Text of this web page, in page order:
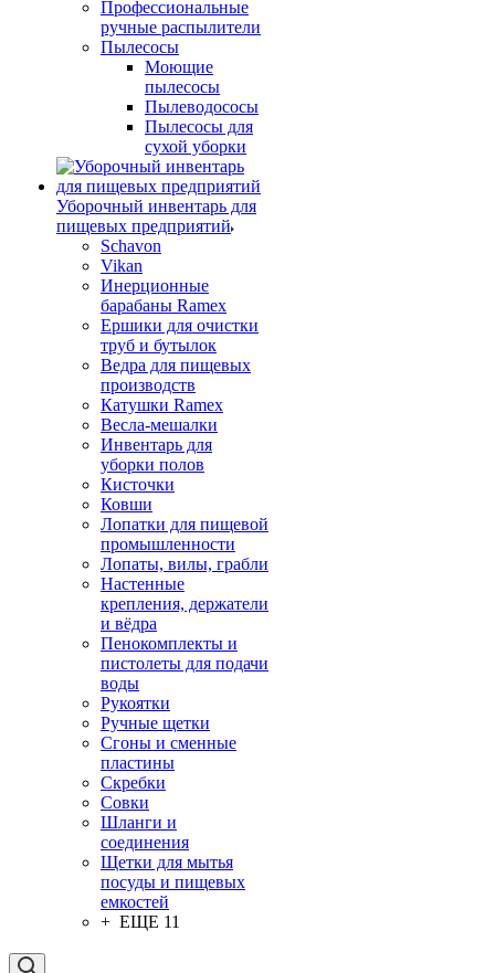
Профессиональные
ручные распылители
Пылесосы
Моющие
пылесосы
Пылеводососы
Пылесосы для
сухой уборки
Уборочный инвентарь для
пищевых предприятий
Schavon
Vikan
Инерционные
барабаны Ramex
Ершики для очистки
труб и бутылок
Ведра для пищевых
производств
Катушки Ramex
Весла-мешалки
Инвентарь для
уборки полов
Кисточки
Ковши
Лопатки для пищевой
промышленности
Лопаты, вилы, грабли
Настенные
крепления, держатели
и вёдра
Пенокомплекты и
пистолеты для подачи
воды
Рукоятки
Ручные щетки
Сгоны и сменные
пластины
Скребки
Совки
Шланги и
соединения
Щетки для мытья
посуды и пищевых
емкостей
+ ЕЩЕ 11